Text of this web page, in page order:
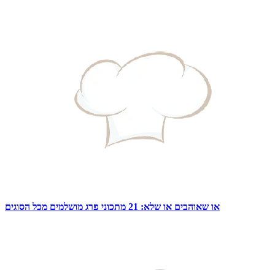
או שאוהבים או שלא: 21 מתכוני פרג מושלמים מכל הסוגים